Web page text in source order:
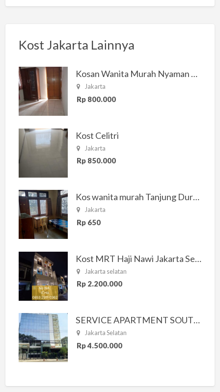
Kost Jakarta Lainnya
Kosan Wanita Murah Nyaman di Jakarta Selatan
Jakarta
Rp 800.000
Kost Celitri
Jakarta
Rp 850.000
Kos wanita murah Tanjung Duren Jakarta Barat
Jakarta
Rp 650
Kost MRT Haji Nawi Jakarta Selatan
Jakarta selatan
Rp 2.200.000
SERVICE APARTMENT SOUTH RESIDENCE
Jakarta Selatan
Rp 4.500.000